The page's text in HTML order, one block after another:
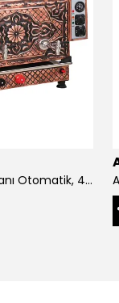
4 Demlikli Bakır Çay Kazanı Otomatik, 40 Litre